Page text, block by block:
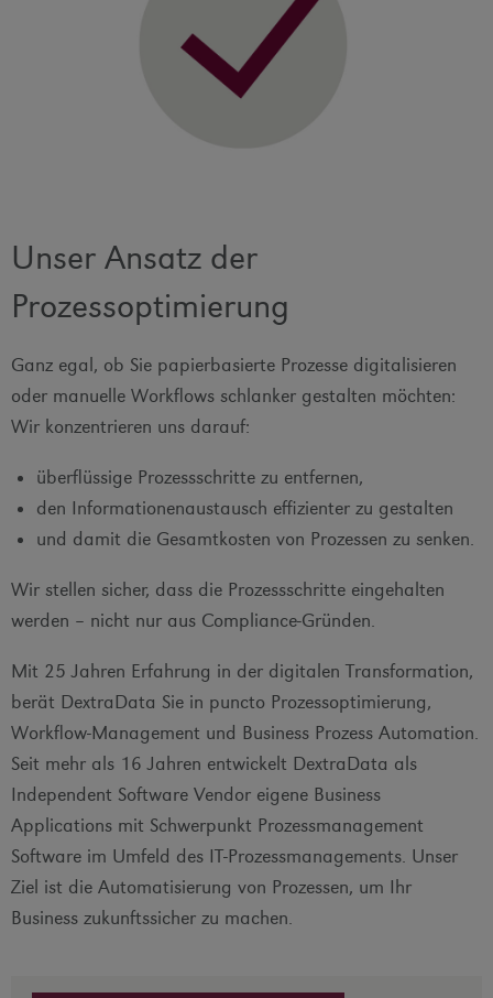
Unser Ansatz der
Prozessoptimierung
Ganz egal, ob Sie papierbasierte Prozesse digitalisieren
oder manuelle Workflows schlanker gestalten möchten:
Wir konzentrieren uns darauf:
überflüssige Prozessschritte zu entfernen,
den Informationenaustausch effizienter zu gestalten
und damit die Gesamtkosten von Prozessen zu senken.
Wir stellen sicher, dass die Prozessschritte eingehalten
werden – nicht nur aus Compliance-Gründen.
Mit 25 Jahren Erfahrung in der digitalen Transformation,
berät DextraData Sie in puncto Prozessoptimierung,
Workflow-Management und Business Prozess Automation.
Seit mehr als 16 Jahren entwickelt DextraData als
Independent Software Vendor eigene Business
Applications mit Schwerpunkt Prozessmanagement
Software im Umfeld des IT-Prozessmanagements. Unser
Ziel ist die Automatisierung von Prozessen, um Ihr
Business zukunftssicher zu machen.